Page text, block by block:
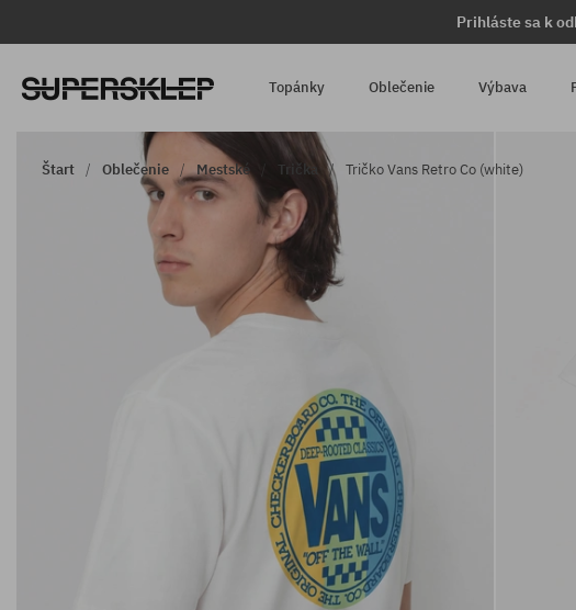
Prihláste sa k
Topánky Oblečenie Výbava
Štart Oblečenie Mestské Trička Tričko Vans Retro Co (white)